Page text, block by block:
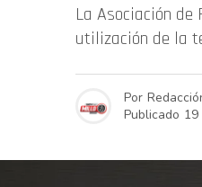
La Asociación
utilización de la
Por
Publicado 19